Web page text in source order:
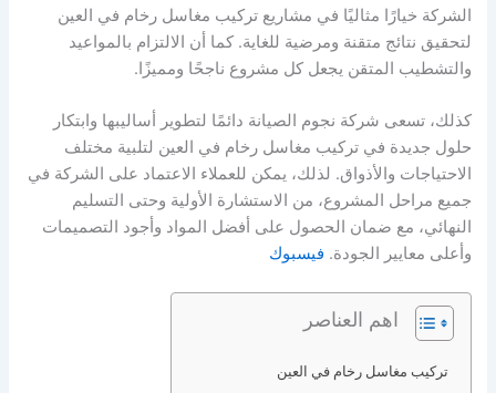
الشركة خيارًا مثاليًا في مشاريع تركيب مغاسل رخام في العين
لتحقيق نتائج متقنة ومرضية للغاية. كما أن الالتزام بالمواعيد
والتشطيب المتقن يجعل كل مشروع ناجحًا ومميزًا.
كذلك، تسعى شركة نجوم الصيانة دائمًا لتطوير أساليبها وابتكار
حلول جديدة في تركيب مغاسل رخام في العين لتلبية مختلف
الاحتياجات والأذواق. لذلك، يمكن للعملاء الاعتماد على الشركة في
جميع مراحل المشروع، من الاستشارة الأولية وحتى التسليم
النهائي، مع ضمان الحصول على أفضل المواد وأجود التصميمات
وأعلى معايير الجودة. فيسبوك
اهم العناصر
تركيب مغاسل رخام في العين